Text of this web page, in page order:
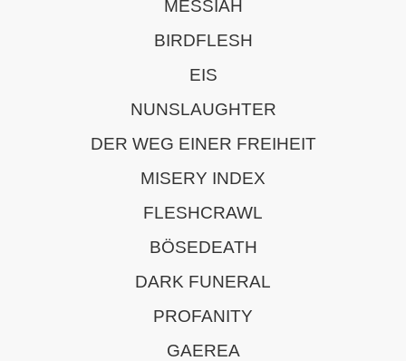
MESSIAH
BIRDFLESH
EIS
NUNSLAUGHTER
DER WEG EINER FREIHEIT
MISERY INDEX
FLESHCRAWL
BÖSEDEATH
DARK FUNERAL
PROFANITY
GAEREA